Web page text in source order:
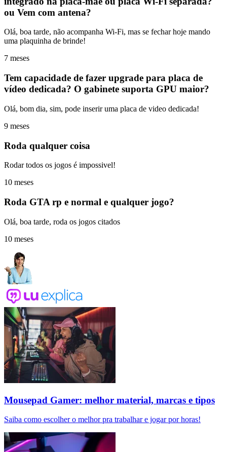
ou Vem com antena?
Olá, boa tarde, não acompanha Wi-Fi, mas se fechar hoje mando
uma plaquinha de brinde!
7 meses
Tem capacidade de fazer upgrade para placa de
vídeo dedicada? O gabinete suporta GPU maior?
Olá, bom dia, sim, pode inserir uma placa de video dedicada!
9 meses
Roda qualquer coisa
Rodar todos os jogos é impossivel!
10 meses
Roda GTA rp e normal e qualquer jogo?
Olá, boa tarde, roda os jogos citados
10 meses
Mousepad Gamer: melhor material, marcas e tipos
Saiba como escolher o melhor pra trabalhar e jogar por horas!